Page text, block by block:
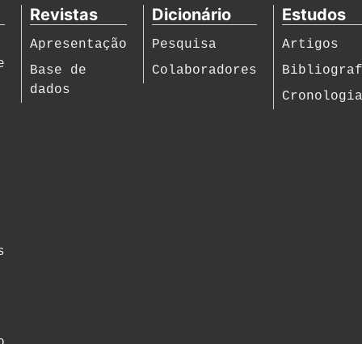
Revistas
Apresentação
Base de
dados
Dicionário
Pesquisa
Colaboradores
Estudos
Artigos